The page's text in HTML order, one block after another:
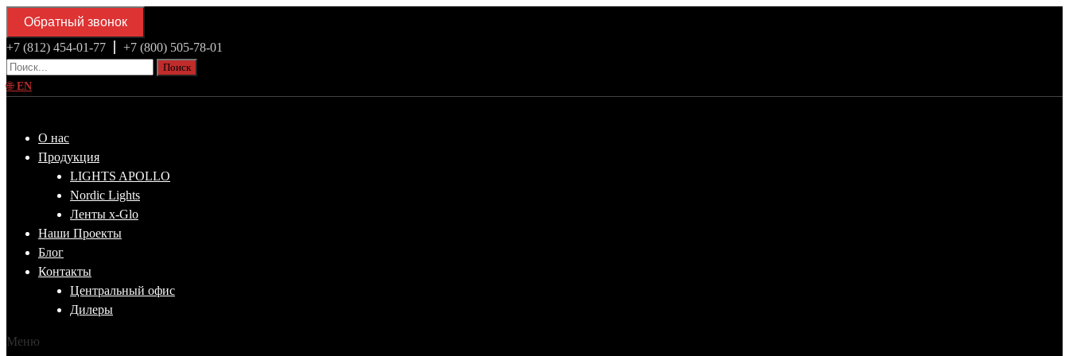
Обратный звонок
+7 (812) 454-01-77
+7 (800) 505-78-01
Поиск
🌐 EN
О нас
Продукция
LIGHTS APOLLO
Nordic Lights
Ленты x-Glo
Наши Проекты
Блог
Контакты
Центральный офис
Дилеры
Меню